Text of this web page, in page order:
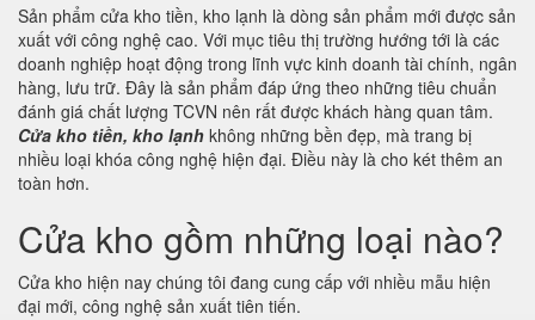
Sản phẩm cửa kho tiền, kho lạnh là dòng sản phẩm mới được sản
xuất với công nghệ cao. Với mục tiêu thị trường hướng tới là các
doanh nghiệp hoạt động trong lĩnh vực kinh doanh tài chính, ngân
hàng, lưu trữ. Đây là sản phẩm đáp ứng theo những tiêu chuẩn
đánh giá chất lượng TCVN nên rất được khách hàng quan tâm.
Cửa kho tiền, kho lạnh không những bền đẹp, mà trang bị
nhiều loại khóa công nghệ hiện đại. Điều này là cho két thêm an
toàn hơn.
Cửa kho gồm những loại nào?
Cửa kho hiện nay chúng tôi đang cung cấp với nhiều mẫu hiện
đại mới, công nghệ sản xuất tiên tiến.